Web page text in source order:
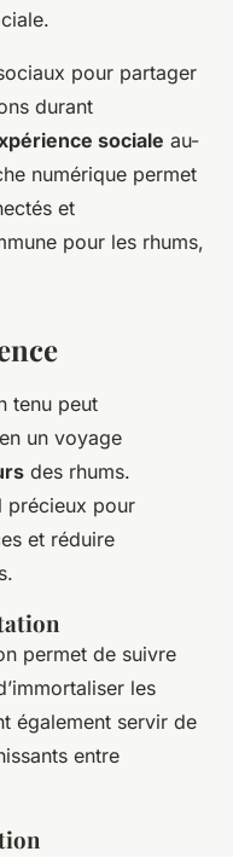
pour partager
durant
sociale au-
numérique permet
et
pour les rhums,
tenu peut
un voyage
des rhums.
précieux pour
et réduire
permet de suivre
les
également servir de
entre